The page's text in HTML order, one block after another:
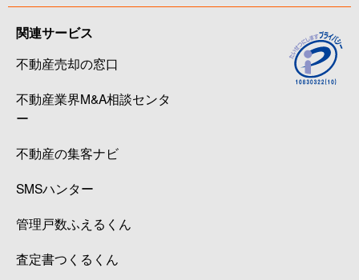
関連サービス
不動産売却の窓口
不動産業界M&A相談センタ
ー
不動産の集客ナビ
SMSハンター
管理戸数ふえるくん
査定書つくるくん